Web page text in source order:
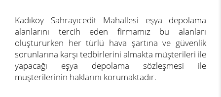
Kadıköy Sahrayıcedit Mahallesi eşya depolama
alanlarını tercih eden firmamız bu alanları
oluştururken her türlü hava şartına ve güvenlik
sorunlarına karşı tedbirlerini almakta müşterileri ile
yapacağı eşya depolama sözleşmesi ile
müşterilerinin haklarını korumaktadır.